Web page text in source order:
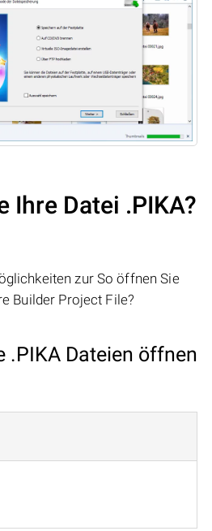
Ihre Datei .PIKA?
zur So öffnen Sie
Builder Project File?
.PIKA Dateien öffnen